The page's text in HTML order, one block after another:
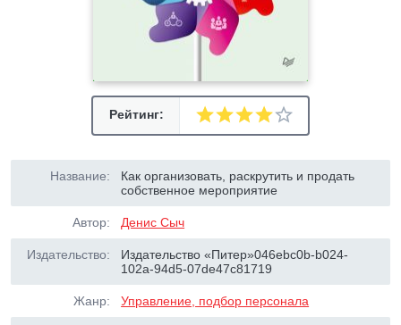
Рейтинг:
Название:
Как организовать, раскрутить и продать
собственное мероприятие
Автор: Денис Сыч
Издательство:
Издательство «Питер»046ebc0b-b024-
102a-94d5-07de47c81719
Жанр: Управление, подбор персонала